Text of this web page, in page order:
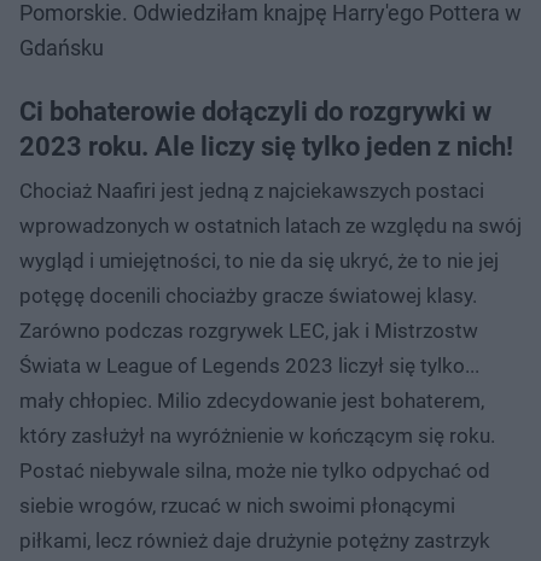
Pomorskie. Odwiedziłam knajpę Harry'ego Pottera w
Gdańsku
Ci bohaterowie dołączyli do rozgrywki w
2023 roku. Ale liczy się tylko jeden z nich!
Chociaż Naafiri jest jedną z najciekawszych postaci
wprowadzonych w ostatnich latach ze względu na swój
wygląd i umiejętności, to nie da się ukryć, że to nie jej
potęgę docenili chociażby gracze światowej klasy.
Zarówno podczas rozgrywek LEC, jak i Mistrzostw
Świata w League of Legends 2023 liczył się tylko...
mały chłopiec. Milio zdecydowanie jest bohaterem,
który zasłużył na wyróżnienie w kończącym się roku.
Postać niebywale silna, może nie tylko odpychać od
siebie wrogów, rzucać w nich swoimi płonącymi
piłkami, lecz również daje drużynie potężny zastrzyk